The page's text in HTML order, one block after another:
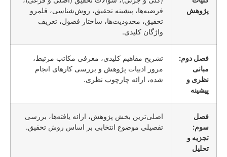
پژوهش
فرضیه‌ها، پیشینه تحقیق، روش‌شناسی، قلمرو
تحقیق، محدودیت‌ها، ساختار فصول، تعریف
واژگان کلیدی.
فصل دوم:
مبانی
نظری و
پیشینه
تشریح مفاهیم کلیدی، معرفی مکاتب مرتبط،
مرور ادبیات پژوهش و بررسی کارهای انجام
شده، ارائه چارچوب نظری.
فصل
سوم:
تجزیه و
تحلیل
اصلی‌ترین بخش پژوهش، ارائه یافته‌ها، بررسی
تفصیلی موضوع انتخابی بر اساس روش تحقیق.